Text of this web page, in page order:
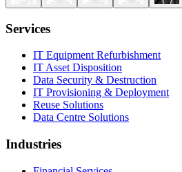
Services
IT Equipment Refurbishment
IT Asset Disposition
Data Security & Destruction
IT Provisioning & Deployment
Reuse Solutions
Data Centre Solutions
Industries